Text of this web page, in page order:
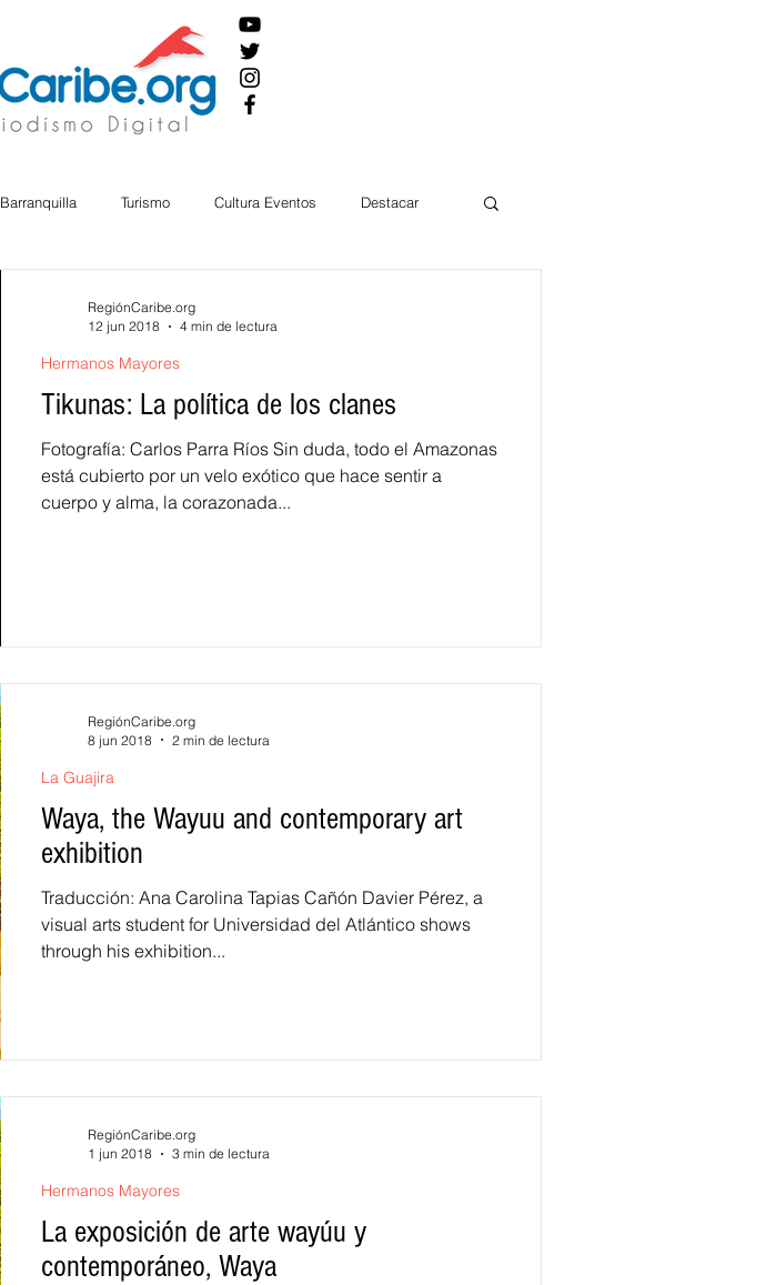
Barranquilla Turismo Cultura Eventos Destacar
AFRO
Tikunas: La política de los clanes
Fotografía: Carlos Parra Ríos Sin duda, todo el Amazonas
está cubierto por un velo exótico que hace sentir a
cuerpo y alma, la corazonada...
Hermanos Mayores
RegiónCaribe.org
12 jun 2018
4 min de lectura
Waya, the Wayuu and contemporary art
exhibition
Traducción: Ana Carolina Tapias Cañón Davier Pérez, a
visual arts student for Universidad del Atlántico shows
through his exhibition...
La Guajira
RegiónCaribe.org
8 jun 2018
2 min de lectura
La exposición de arte wayúu y
contemporáneo, Waya
Hermanos Mayores
RegiónCaribe.org
1 jun 2018
3 min de lectura